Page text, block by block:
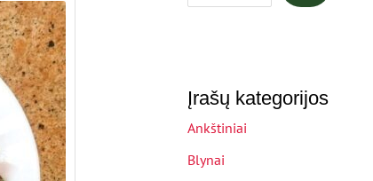
Įrašų kategorijos
Ankštiniai
Blynai